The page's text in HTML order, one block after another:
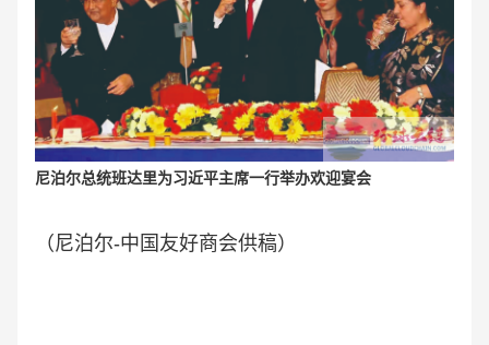
尼泊尔总统班达里为习近平主席一行举办欢迎宴会
（尼泊尔-中国友好商会供稿）